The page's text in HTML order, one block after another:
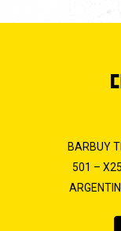
BARBUY
501 –